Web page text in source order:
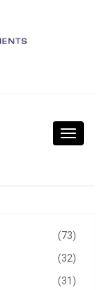
Toggle
(73)
(32)
(31)